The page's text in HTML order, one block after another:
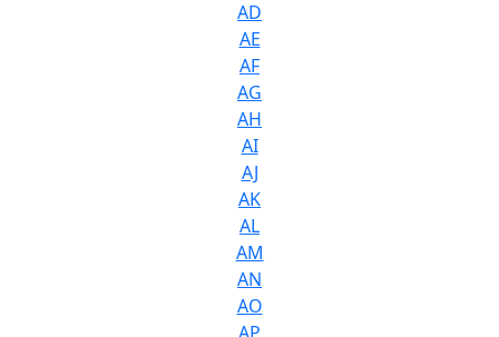
AD
AE
AF
AG
AH
AI
AJ
AK
AL
AM
AN
AO